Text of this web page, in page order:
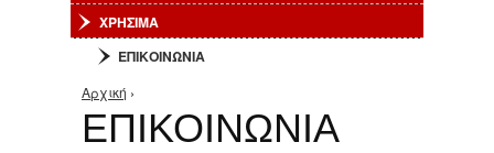
ΧΡΗΣΙΜΑ
ΕΠΙΚΟΙΝΩΝΙΑ
Είστε εδώ
Αρχική ›
ΕΠΙΚΟΙΝΩΝΙΑ